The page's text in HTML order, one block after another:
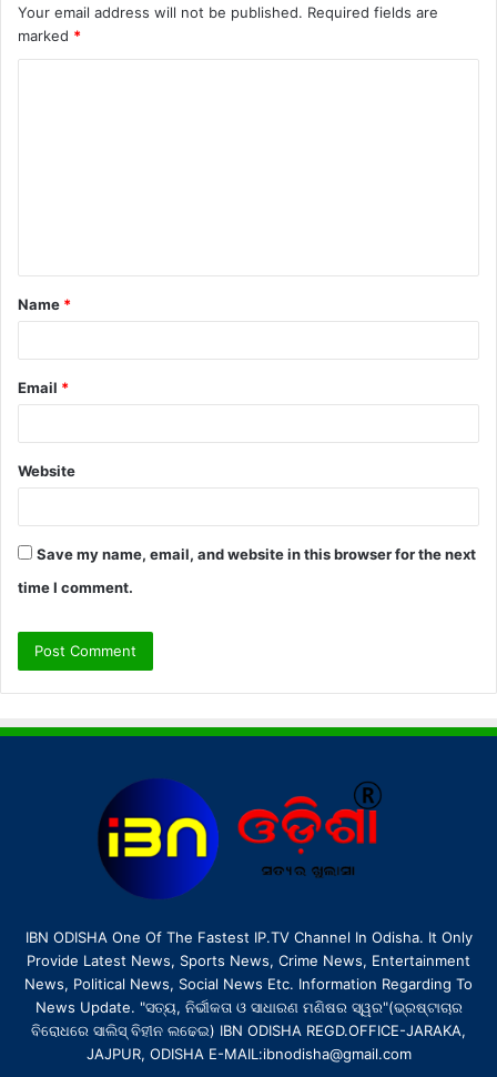
Your email address will not be published. Required fields are
marked *
t
*
Name *
Email *
Website
Save my name, email, and website in this browser for the next
time I comment.
IBN ODISHA One Of The Fastest IP.TV Channel In Odisha. It Only
Provide Latest News, Sports News, Crime News, Entertainment
News, Political News, Social News Etc. Information Regarding To
News Update. "ସତ୍ୟ, ନିର୍ଭୀକତା ଓ ସାଧାରଣ ମଣିଷର ସ୍ୱର"(ଭ୍ରଷ୍ଟାଚାର
ବିରୋଧରେ ସାଲିସ୍ ବିହୀନ ଲଢେଇ) IBN ODISHA REGD.OFFICE-JARAKA,
JAJPUR, ODISHA E-MAIL:ibnodisha@gmail.com